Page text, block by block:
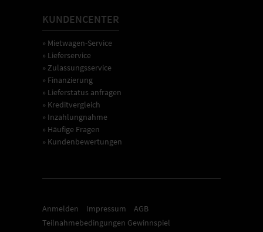
KUNDENCENTER
» Mietwagen-Service
» Lieferservice
» Zulassungsservice
» Finanzierung
» Lieferstatus anfragen
» Kreditvergleich
» Inzahlungnahme
» Häufige Fragen
» Kundenbewertungen
Anmelden Impressum
AGB
Teilnahmebedingungen Gewinnspiel